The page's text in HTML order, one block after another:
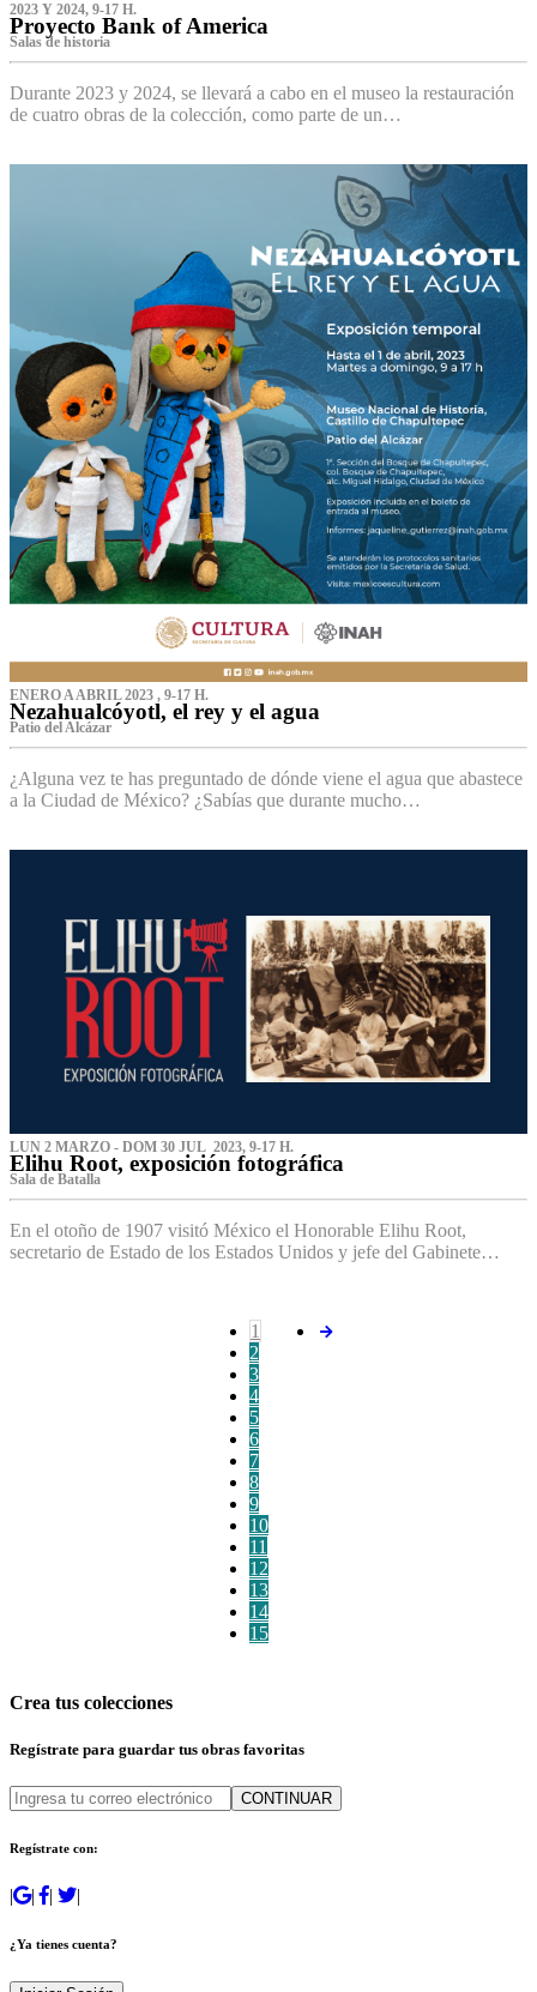
2023 Y 2024, 9-17 H.
Proyecto Bank of America
S‌alas de historia
Durante 2023 y 2024, se llevará a cabo en el museo la restauración
de cuatro obras de la colección, como parte de un…
ENERO A ABRIL 2023 , 9-17 H.
Nezahualcóyotl, el rey y el agua
Patio del Alcázar
¿Alguna vez te has preguntado de dónde viene el agua que abastece
a la Ciudad de México? ¿Sabías que durante mucho…
LUN 2 MARZO - DOM 30 JUL 2023, 9-17 H.
Elihu Root, exposición fotográfica
Sala de Batalla
En el otoño de 1907 visitó México el Honorable Elihu Root,
secretario de Estado de los Estados Unidos y jefe del Gabinete…
1
2
3
4
5
6
7
8
9
10
11
12
13
14
15
Crea tus colecciones
Regístrate para guardar tus obras favoritas
CONTINUAR
Regístrate con:
| | | |
¿Ya tienes cuenta?